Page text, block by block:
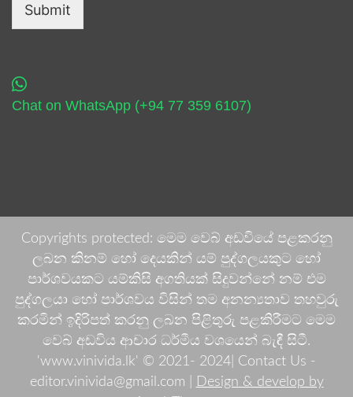
Submit
Chat on WhatsApp (+94 77 359 6107)
Copyrights protected: මෙම වෙබ් අඩවියේ පළකරනු
ලබන කිනම් හෝ දෙයකින් යම් පුද්ගලයකුට හෝ
පාර්ශවයකට යම්කිසි අගතියක් සිදුවන්නේ නම් එම
පුද්ගලයා හෝ පාර්ශවය විසින් තම අනන්‍යතාව තහවුරු
කරමින් ඉදිරිපත් කරනු ලබන පිළිතුරු පළකිරීමට මෙම
වෙබ් අඩවිය ආචාර ධර්මීය වශයෙන් බැඳී සිටී.
'www.vinivida.lk' © 2021- 2024| Contact Us -
editor.vinivida@gmail.com |
Design & develop by